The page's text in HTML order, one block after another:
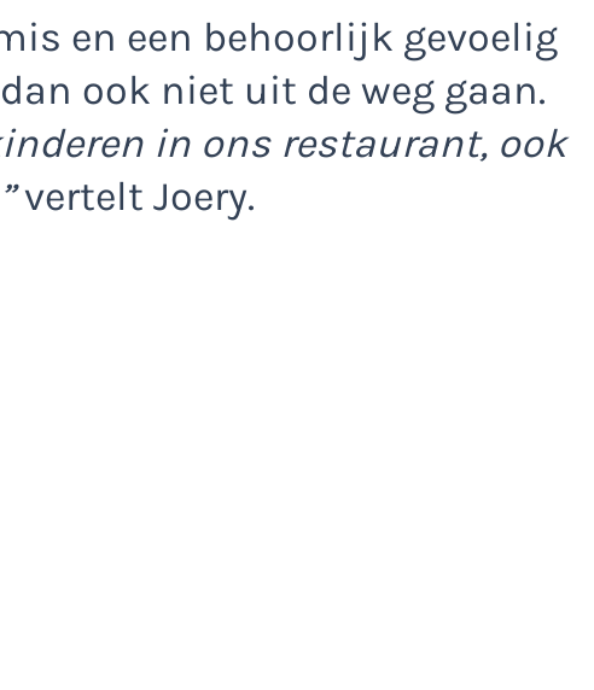
en een behoorlijk gevoelig
ook niet uit de weg gaan.
in ons restaurant, ook
vertelt Joery.